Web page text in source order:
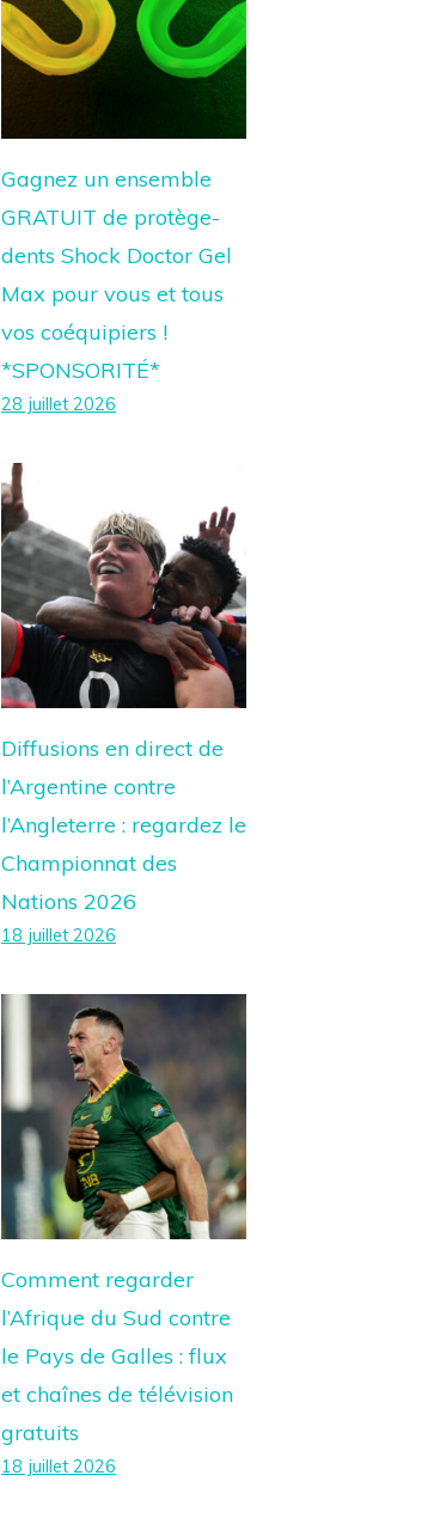
Gagnez un ensemble
GRATUIT de protège-
dents Shock Doctor Gel
Max pour vous et tous
vos coéquipiers !
*SPONSORITÉ*
28 juillet 2026
Diffusions en direct de
l’Argentine contre
l’Angleterre : regardez le
Championnat des
Nations 2026
18 juillet 2026
Comment regarder
l’Afrique du Sud contre
le Pays de Galles : flux
et chaînes de télévision
gratuits
18 juillet 2026